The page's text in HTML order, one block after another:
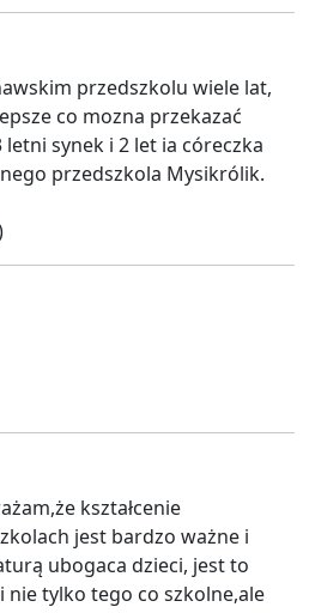
przedszkolu wiele lat,
co mozna przekazać
synek i 2 let ia córeczka
przedszkola Mysikrólik.
kształcenie
jest bardzo ważne i
ubogaca dzieci, jest to
tylko tego co szkolne,ale